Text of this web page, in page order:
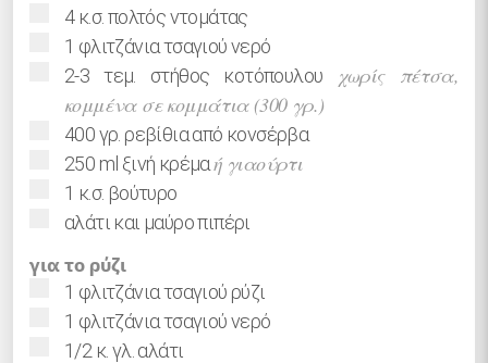
▢
4 κ.σ. πολτός ντομάτας
▢
1 φλιτζάνια τσαγιούνερό
▢
2-3 τεμ. στήθος κοτόπουλου
χωρίς πέτσα,
κομμένα σε κομμάτια (300 γρ.)
▢
400γρ. ρεβίθια από κονσέρβα
▢
250 ml ξινή κρέμα ή γιαούρτι
▢
1 κ.σ. βούτυρο
▢
αλάτι και μαύρο πιπέρι
για το ρύζι
▢
1 φλιτζάνια τσαγιού ρύζι
▢
1 φλιτζάνια τσαγιούνερό
▢
1/2 κ. γλ. αλάτι